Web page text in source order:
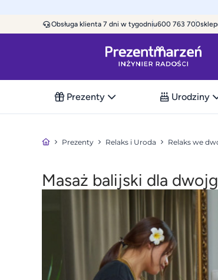
Obsługa klienta 7 dni w tygodniu600 763 700
Prezenty Urodziny
Prezenty Relaks i Uroda Relaks we
Masaż balijski dla